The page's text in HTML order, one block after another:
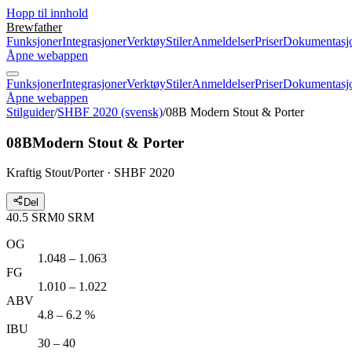
Hopp til innhold
Brewfather
FunksjonerIntegrasjonerVerktøyStilerAnmeldelserPriser
Åpne webappen
FunksjonerIntegrasjonerVerktøyStilerAnmeldelserPriser
Åpne webappen
Stilguider/SHBF 2020 (svensk)/08B Modern Stout & Porter
08BModern Stout & Porter
Kraftig Stout/Porter · SHBF 2020
Del
40.5 SRM0 SRM
OG
1.048 – 1.063
FG
1.010 – 1.022
ABV
4.8 – 6.2 %
IBU
30 – 40